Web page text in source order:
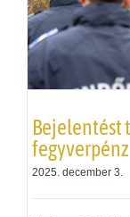
Bejelentést
fegyverpénz
2025. december 3.